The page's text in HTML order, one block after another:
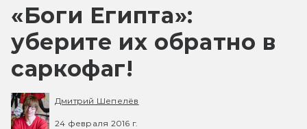
«Боги Египта»:
уберите их обратно в
саркофаг!
Дмитрий Шепелёв
24 февраля 2016 г.